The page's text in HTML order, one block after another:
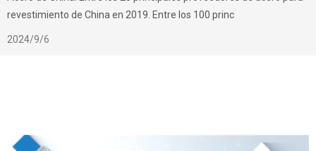
revestimiento de China en 2019. Entre los 100 princ
2024/9/6